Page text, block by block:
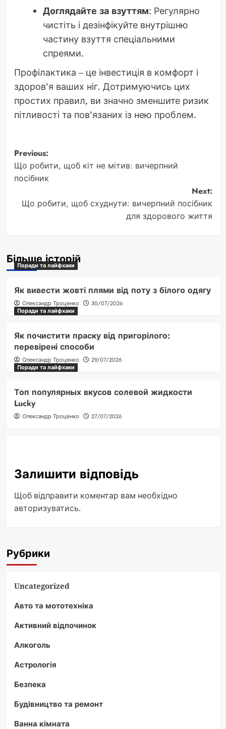
Доглядайте за взуттям: Регулярно
чистіть і дезінфікуйте внутрішню
частину взуття спеціальними
спреями.
Профілактика – це інвестиція в комфорт і
здоров’я ваших ніг. Дотримуючись цих
простих правил, ви значно зменшите ризик
пітливості та пов’язаних із нею проблем.
Post
navigation
Previous:
Що робити, щоб кіт не мітив: вичерпний
посібник
Next:
Що робити, щоб схуднути: вичерпний посібник
для здорового життя
Більше історій
Поради та лайфхаки
Як вивести жовті плями від поту з білого одягу
Олександр Троценко
30/07/2026
Поради та лайфхаки
Як почистити праску від пригорілого:
перевірені способи
Олександр Троценко
29/07/2026
Поради та лайфхаки
Топ популярных вкусов солевой жидкости
Lucky
Олександр Троценко 27/07/2026
Залишити відповідь
Щоб відправити коментар вам необхідно
авторизуватись.
Рубрики
Uncategorized
Авто та мототехніка
Активний відпочинок
Алкоголь
Астрологія
Безпека
Будівництво та ремонт
Ванна кімната